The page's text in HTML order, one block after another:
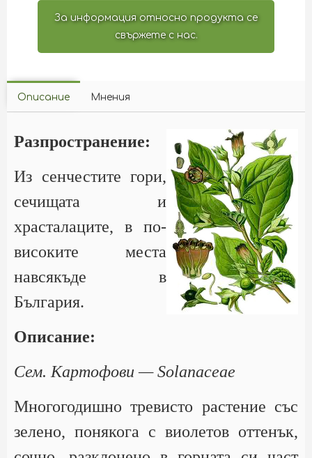
За информация относно продукта се
свържете с нас.
Описание Мнения
Разпространение:
Из сенчестите гори,
сечищата и
храсталаците, в по-
високите места
навсякъде в
България.
Описание:
Сем. Картофови — Solanaceae
Многогодишно тревисто растение със
зелено, понякога с виолетов оттенък,